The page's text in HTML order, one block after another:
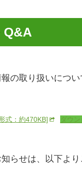
Q&A
の取り扱いにつ
式：約470KB] ダウ
らせは、以下より